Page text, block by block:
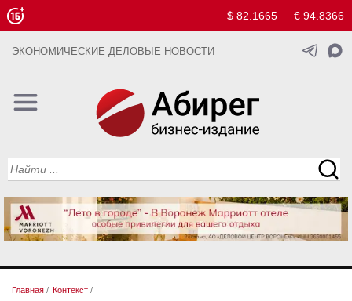
$ 82.1665 € 94.8366
ЭКОНОМИЧЕСКИЕ ДЕЛОВЫЕ НОВОСТИ
Главная / Контекст /